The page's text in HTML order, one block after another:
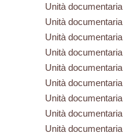
Unità documentaria
Unità documentaria
Unità documentaria
Unità documentaria
Unità documentaria
Unità documentaria
Unità documentaria
Unità documentaria
Unità documentaria